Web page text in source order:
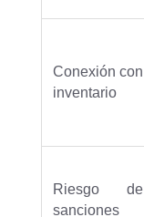
Conexión con
inventario
Riesgo de
sanciones